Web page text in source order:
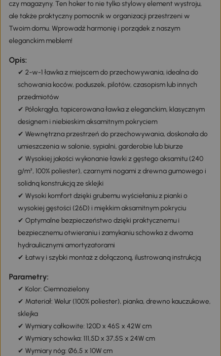
czy magazyny. Ten hoker to nie tylko stylowy element wystroju,
ale także praktyczny pomocnik w organizacji przestrzeni w
Twoim domu. Wprowadź harmonię i porządek z naszym
eleganckim meblem!
Opis:
✔ 2-w-1 ławka z miejscem do przechowywania, idealna do
schowania koców, poduszek, pilotów, czasopism lub innych
przedmiotów
✔ Półokrągła, tapicerowana ławka z eleganckim, klasycznym
designem i niebieskim aksamitnym pokryciem
✔ Wewnętrzna przestrzeń do przechowywania, doskonała do
umieszczenia w salonie, sypialni, garderobie lub biurze
✔ Wysokiej jakości wykonanie ławki z gęstego aksamitu (240
g/m², 100% poliester), czarnymi nogami z drewna gumowego i
solidną konstrukcją ze sklejki
✔ Wysoki komfort dzięki grubemu wyściełaniu z pianki o
wysokiej gęstości (26D) i miękkim aksamitnym pokryciu
✔ Optymalne bezpieczeństwo dzięki praktycznemu i
bezpiecznemu otwieraniu i zamykaniu schowka z dwoma
hydraulicznymi amortyzatorami
✔ Łatwy i szybki montaż z dołączoną, ilustrowaną instrukcją
Parametry:
✔ Kolor: Ciemnozielony
✔ Materiał: Welur (100% poliester), pianka, drewno kauczukowe,
sklejka
✔ Wymiary całkowite: 120D x 46S x 42W cm
✔ Wymiary schowka: 111,5D x 37,5S x 24W cm
✔ Wymiary nóg: Ø6,5 x 10W cm